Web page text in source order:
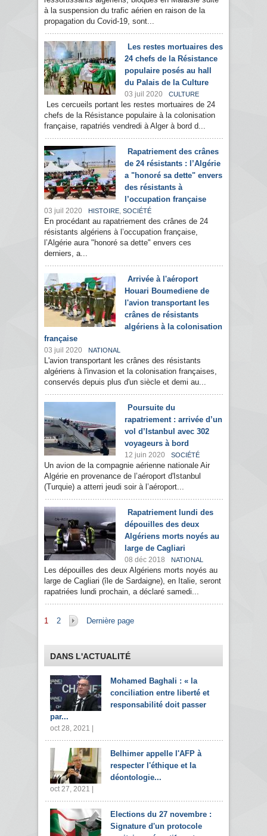
à la suspension du trafic aérien en raison de la
propagation du Covid-19, sont...
Les restes mortuaires des
24 chefs de la Résistance
populaire posés au hall
du Palais de la Culture
03 juil 2020 CULTURE
Les cercueils portant les restes mortuaires de 24
chefs de la Résistance populaire à la colonisation
française, rapatriés vendredi à Alger à bord d...
Rapatriement des crânes
de 24 résistants : l’Algérie
a "honoré sa dette" envers
des résistants à
l’occupation française
03 juil 2020 HISTOIRE, SOCIÉTÉ
En procédant au rapatriement des crânes de 24
résistants algériens à l’occupation française,
l’Algérie aura "honoré sa dette" envers ces
derniers, a...
Arrivée à l'aéroport
Houari Boumediene de
l'avion transportant les
crânes de résistants
algériens à la colonisation
française
03 juil 2020 NATIONAL
L'avion transportant les crânes des résistants
algériens à l'invasion et la colonisation françaises,
conservés depuis plus d'un siècle et demi au...
Poursuite du
rapatriement : arrivée d’un
vol d’Istanbul avec 302
voyageurs à bord
12 juin 2020 SOCIÉTÉ
Un avion de la compagnie aérienne nationale Air
Algérie en provenance de l’aéroport d'Istanbul
(Turquie) a atterri jeudi soir à l’aéroport...
Rapatriement lundi des
dépouilles des deux
Algériens morts noyés au
large de Cagliari
08 déc 2018 NATIONAL
Les dépouilles des deux Algériens morts noyés au
large de Cagliari (île de Sardaigne), en Italie, seront
rapatriées lundi prochain, a déclaré samedi...
Pages
1 2 Dernière page
DANS L'ACTUALITÉ
Mohamed Baghali : « la
conciliation entre liberté et
responsabilité doit passer
par...
oct 28, 2021 |
Belhimer appelle l'AFP à
respecter l'éthique et la
déontologie...
oct 27, 2021 |
Elections du 27 novembre :
Signature d'un protocole